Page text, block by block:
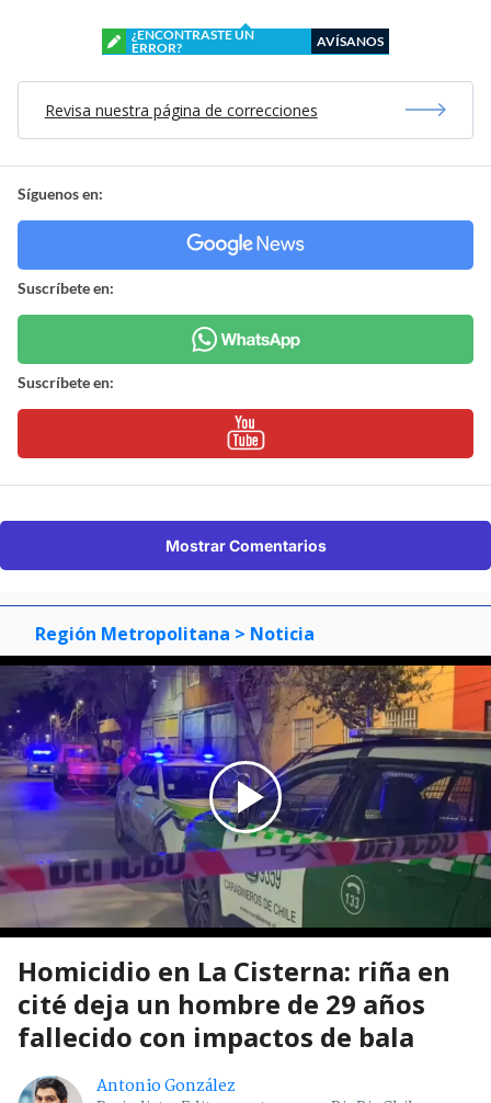
¿ENCONTRASTE UN
ERROR?
AVÍSANOS
Revisa nuestra página de correcciones
Síguenos en:
Suscríbete en:
Suscríbete en:
Mostrar Comentarios
Región Metropolitana > Noticia
Homicidio en La Cisterna: riña en
cité deja un hombre de 29 años
fallecido con impactos de bala
Antonio González